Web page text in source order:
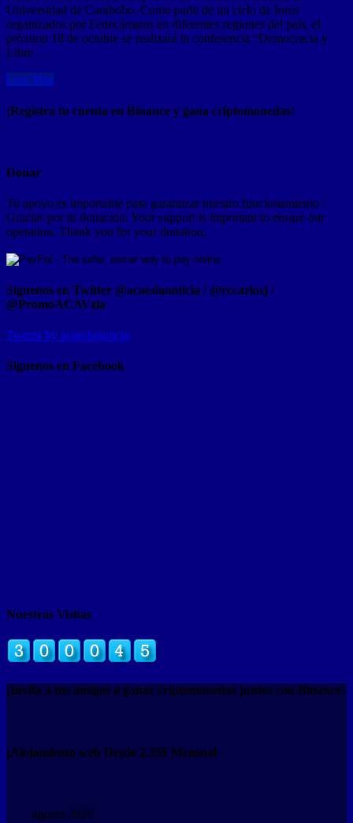
Universidad de Carabobo. Como parte de un ciclo de foros
organizados por Fedecámaras en diferentes regiones del país, el
próximo 18 de octubre se realizará la conferencia “Democracia y
Libre …
Leer Mas
¡Registra tu cuenta en Binance y gana criptomonedas!
Donar
Tu apoyo es importante para garantizar nuestro funcionamiento /
Gracias por tu donación. Your support is important to ensure our
operation. Thank you for your donation.
Síguenos en Twitter @acaeslanoticia / @rccarlosj /
@PromoACAVzla
Tweets by acaeslanoticia
Siguenos en Facebook
Nuestras Visitas
¡Invita a tus amigos a ganar criptomonedas juntos con Binance!
¡Alojamiento web Desde 2.35$ Mensual
agosto 2026